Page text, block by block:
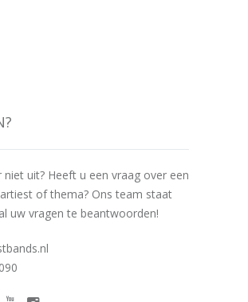
niet uit? Heeft u een vraag over een
of thema? Ons team staat
uw vragen te beantwoorden!